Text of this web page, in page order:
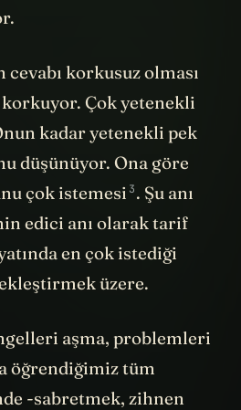
cevabı korkusuz olması
Çok yetenekli
kadar yetenekli pek
düşünüyor. Ona göre
çok istemesi 3. Şu anı
edici anı olarak tarif
en çok istediği
üzere.
aşma, problemleri
öğrendiğimiz tüm
-sabretmek, zihnen